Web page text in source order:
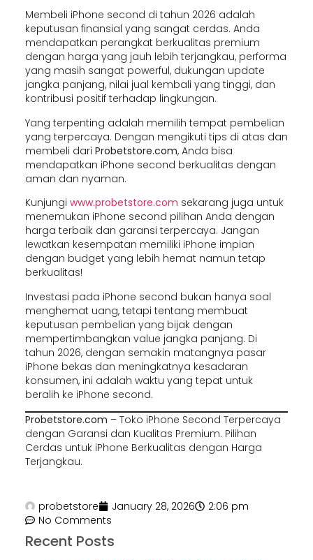
Membeli iPhone second di tahun 2026 adalah
keputusan finansial yang sangat cerdas. Anda
mendapatkan perangkat berkualitas premium
dengan harga yang jauh lebih terjangkau, performa
yang masih sangat powerful, dukungan update
jangka panjang, nilai jual kembali yang tinggi, dan
kontribusi positif terhadap lingkungan.
Yang terpenting adalah memilih tempat pembelian
yang terpercaya. Dengan mengikuti tips di atas dan
membeli dari Probetstore.com, Anda bisa
mendapatkan iPhone second berkualitas dengan
aman dan nyaman.
Kunjungi www.probetstore.com sekarang juga untuk
menemukan iPhone second pilihan Anda dengan
harga terbaik dan garansi terpercaya. Jangan
lewatkan kesempatan memiliki iPhone impian
dengan budget yang lebih hemat namun tetap
berkualitas!
Investasi pada iPhone second bukan hanya soal
menghemat uang, tetapi tentang membuat
keputusan pembelian yang bijak dengan
mempertimbangkan value jangka panjang. Di
tahun 2026, dengan semakin matangnya pasar
iPhone bekas dan meningkatnya kesadaran
konsumen, ini adalah waktu yang tepat untuk
beralih ke iPhone second.
Probetstore.com – Toko iPhone Second Terpercaya
dengan Garansi dan Kualitas Premium. Pilihan
Cerdas untuk iPhone Berkualitas dengan Harga
Terjangkau.
probetstore January 28, 2026
2:06 pm
No Comments
Recent Posts